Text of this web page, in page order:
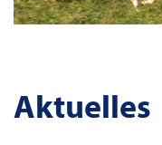
Aktuelles